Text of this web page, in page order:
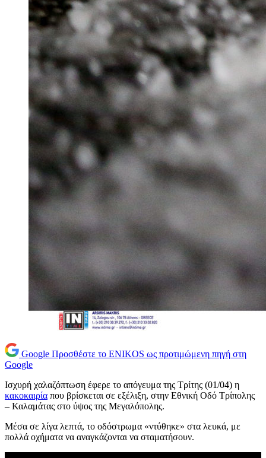
Google Προσθέστε το ENIKOS ως προτιμώμενη πηγή στη
Google
Ισχυρή χαλαζόπτωση έφερε το απόγευμα της Τρίτης (01/04) η
κακοκαιρία που βρίσκεται σε εξέλιξη, στην Εθνική Οδό Τρίπολης
– Καλαμάτας στο ύψος της Μεγαλόπολης.
Μέσα σε λίγα λεπτά, το οδόστρωμα «ντύθηκε» στα λευκά, με
πολλά οχήματα να αναγκάζονται να σταματήσουν.